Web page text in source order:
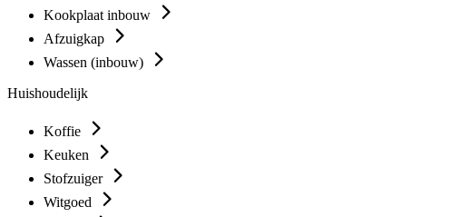
Kookplaat inbouw
Afzuigkap
Wassen (inbouw)
Huishoudelijk
Koffie
Keuken
Stofzuiger
Witgoed